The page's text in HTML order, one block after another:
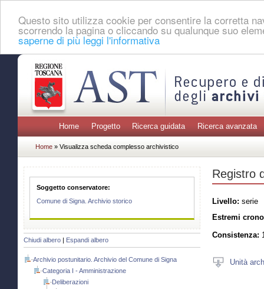
Questo sito utilizza cookie per consentire la corretta
scorrendo la pagina o cliccando su qualunque suo
saperne di più leggi l'informativa
Home Progetto Ricerca guidata Ricerca avanzata
Home » Visualizza scheda complesso archivistico
Soggetto conservatore:
Comune di Signa. Archivio storico
Chiudi albero Espandi albero
Archivio postunitario. Archivio del Comune di Signa
Categoria I - Amministrazione
Deliberazioni
Registro
Livello: serie
Estremi
Consistenza:
Unità